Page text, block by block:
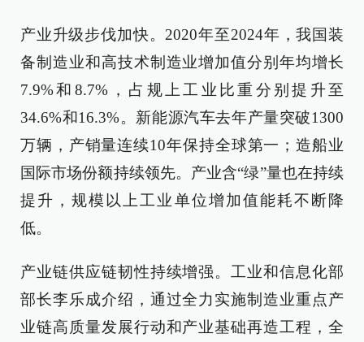
产业升级步伐加快。2020年至2024年，我国装
备制造业和高技术制造业增加值分别年均增长
7.9%和8.7%，占规上工业比重分别提升至
34.6%和16.3%。新能源汽车去年产量突破1300
万辆，产销量连续10年保持全球第一；造船业
国际市场份额持续领先。产业含“绿”量也在持续
提升，规模以上工业单位增加值能耗不断降
低。
产业链供应链韧性持续增强。工业和信息化部
部长李乐成介绍，通过全力实施制造业重点产
业链高质量发展行动和产业基础再造工程，全